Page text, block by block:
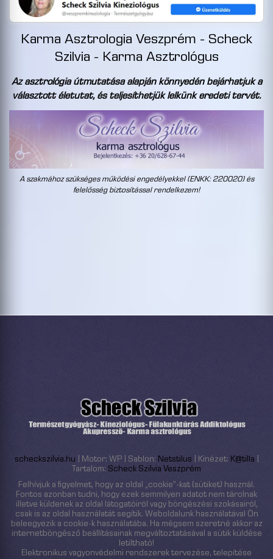
Karma Asztrologia Veszprém - Scheck
Szilvia - Karma Asztrológus
Az asztrológia útmutatása alapján könnyedén bejárhatjuk a
választott életutat, és teljesíthetjük lelkünk eredeti tervét.
A szakmához szükséges működési engedélyekkel (ENKK: 220020) és
felelősség biztosítással rendelkezem!
scheckszilvia.hu | Motor: WP | Sablon: Netstilus | Kinézet: K@tilla
Tartalom: Scheck Szilvia Veszprém
Felhívjuk a figyelmet, hogy az oldal „cookie”-kat (sütiket) használ.
Fontos azonban tudni, hogy ezek semmilyen adatot nem tárolnak
illetve küldenek az oldal látogatóiról vagy böngészési szokásairól,
csak is az oldal használatát segítik. Weboldalunk használatával Ön
beleegyezik a cookie-k használatába. Ha mégsem szeretné akkor az
internetböngésző beállításainak megváltoztatásával a sütik küldése
letiltható!
Elektronikus vagyonvédelmi rendszerek tervezése, telepítése